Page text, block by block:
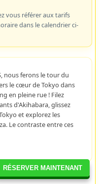
RÉSERVER MAINTENANT
vous référer aux tarifs
dans le calendrier ci-
nous ferons le tour du
le cœur de Tokyo dans
en pleine rue ! Filez
d'Akihabara, glissez
et explorez les
Le contraste entre ces